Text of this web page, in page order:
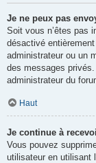
Je ne peux pas
Soit vous n’êtes pas
désactivé
administrateur ou un
des messages
administrateur du
Haut
Je continue à
Vous pouvez
utilisateur en utilisant